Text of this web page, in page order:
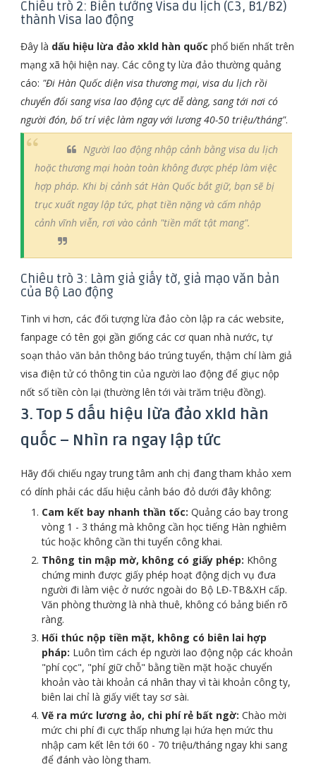
Chiêu trò 2: Biến tướng Visa du lịch (C3, B1/B2)
thành Visa lao động
Đây là dấu hiệu lừa đảo xkld hàn quốc phổ biến nhất trên
mạng xã hội hiện nay. Các công ty lừa đảo thường quảng
cáo: "Đi Hàn Quốc diện visa thương mại, visa du lịch rồi
chuyển đổi sang visa lao động cực dễ dàng, sang tới nơi có
người đón, bố trí việc làm ngay với lương 40-50 triệu/tháng".
Người lao động nhập cảnh bằng visa du lịch
hoặc thương mại hoàn toàn không được phép làm việc
hợp pháp. Khi bị cảnh sát Hàn Quốc bắt giữ, bạn sẽ bị
trục xuất ngay lập tức, phạt tiền nặng và cấm nhập
cảnh vĩnh viễn, rơi vào cảnh "tiền mất tật mang".
Chiêu trò 3: Làm giả giấy tờ, giả mạo văn bản
của Bộ Lao động
Tinh vi hơn, các đối tượng lừa đảo còn lập ra các website,
fanpage có tên gọi gần giống các cơ quan nhà nước, tự
soạn thảo văn bản thông báo trúng tuyển, thậm chí làm giả
visa điện tử có thông tin của người lao động để giục nộp
nốt số tiền còn lại (thường lên tới vài trăm triệu đồng).
3. Top 5 dấu hiệu lừa đảo xkld hàn
quốc – Nhìn ra ngay lập tức
Hãy đối chiếu ngay trung tâm anh chị đang tham khảo xem
có dính phải các dấu hiệu cảnh báo đỏ dưới đây không:
Cam kết bay nhanh thần tốc: Quảng cáo bay trong
vòng 1 - 3 tháng mà không cần học tiếng Hàn nghiêm
túc hoặc không cần thi tuyển công khai.
Thông tin mập mờ, không có giấy phép: Không
chứng minh được giấy phép hoạt động dịch vụ đưa
người đi làm việc ở nước ngoài do Bộ LĐ-TB&XH cấp.
Văn phòng thường là nhà thuê, không có bảng biển rõ
ràng.
Hối thúc nộp tiền mặt, không có biên lai hợp
pháp: Luôn tìm cách ép người lao động nộp các khoản
"phí cọc", "phí giữ chỗ" bằng tiền mặt hoặc chuyển
khoản vào tài khoản cá nhân thay vì tài khoản công ty,
biên lai chỉ là giấy viết tay sơ sài.
Vẽ ra mức lương ảo, chi phí rẻ bất ngờ: Chào mời
mức chi phí đi cực thấp nhưng lại hứa hẹn mức thu
nhập cam kết lên tới 60 - 70 triệu/tháng ngay khi sang
để đánh vào lòng tham.